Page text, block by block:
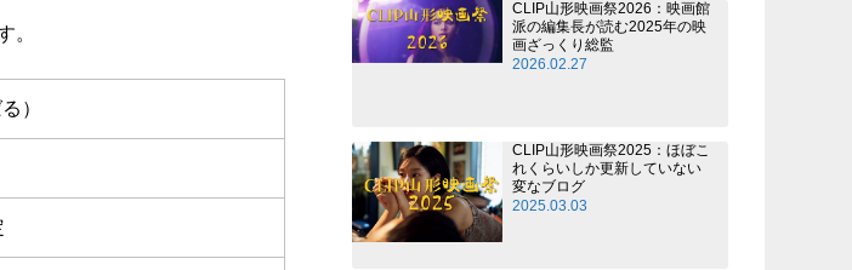
。
）
CLIP山形映画祭2026：映画館
派の編集長が読む2025年の映
画ざっくり総監
2026.02.27
CLIP山形映画祭2025：ほぼこ
れくらいしか更新していない
変なブログ
2025.03.03